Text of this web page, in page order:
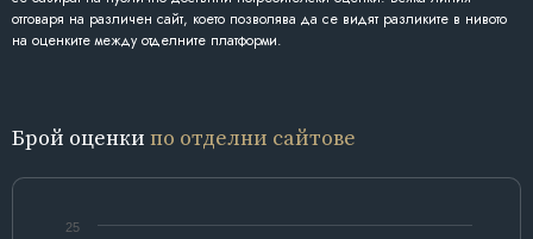
отговаря на различен сайт, което позволява да се видят разликите в нивото
на оценките между отделните платформи.
Брой оценки по отделни сайтове
25